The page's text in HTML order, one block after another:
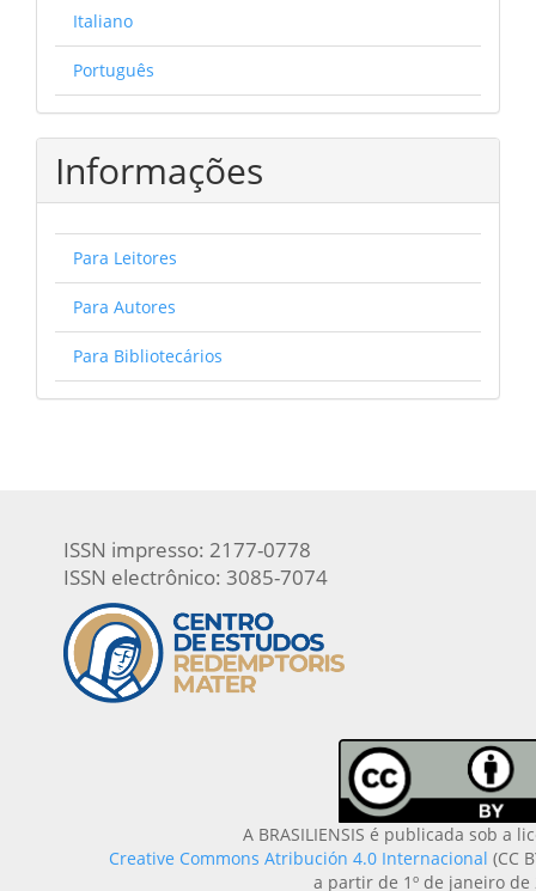
Italiano
Português
Informações
Para Leitores
Para Autores
Para Bibliotecários
ISSN impresso: 2177-0778
ISSN electrônico: 3085-7074
A BRASILIENSIS é publicada sob a
Creative Commons Atribución 4.0 Internacional (CC
a partir de 1º de janeiro de